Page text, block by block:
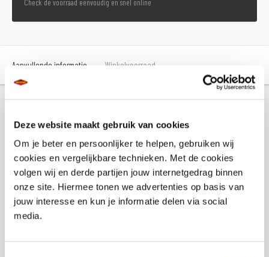
Deze website maakt gebruik van cookies
Om je beter en persoonlijker te helpen, gebruiken wij
cookies en vergelijkbare technieken. Met de cookies
volgen wij en derde partijen jouw internetgedrag binnen
onze site. Hiermee tonen we advertenties op basis van
jouw interesse en kun je informatie delen via social
media.
Check de voorraad eenvoudig en snel online
Aanvullende informatie Winkelvoorraad
Aanvullende informatie
Merk
Buff
Gewicht
0.2 KILOGRAM
Titel
Buff Original Ecostretch N-Tribe Black